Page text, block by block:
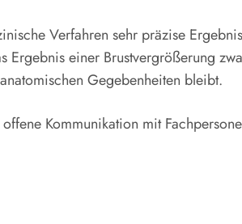
Verfahren sehr präzise
einer Brustvergrößerung
Gegebenheiten bleibt.
Kommunikation mit